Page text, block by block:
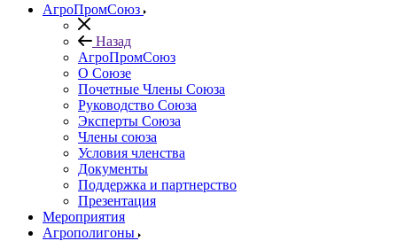
АгроПромСоюз
Назад
АгроПромСоюз
О Союзе
Почетные Члены Союза
Руководство Союза
Эксперты Союза
Члены союза
Условия членства
Документы
Поддержка и партнерство
Презентация
Мероприятия
Агрополигоны